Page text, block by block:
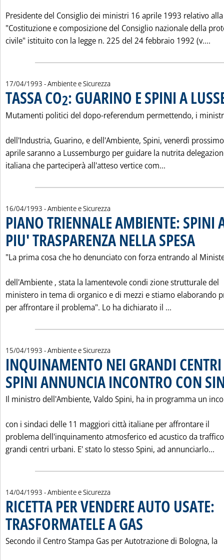
Presidente del Consiglio dei ministri 16 aprile 1993 relativo alla
"Costituzione e composizione del Consiglio nazionale della
civile" istituito con la legge n. 225 del 24 febbraio 1992 (v....
17/04/1993 - Ambiente e Sicurezza
TASSA CO2: GUARINO E SPINI A
Mutamenti politici del dopo-referendum permettendo, i
dell'Industria, Guarino, e dell'Ambiente, Spini, venerdì
aprile saranno a Lussemburgo per guidare la nutrita
italiana che parteciperà all'atteso vertice com...
16/04/1993 - Ambiente e Sicurezza
PIANO TRIENNALE AMBIENTE: SPINI
PIU' TRASPARENZA NELLA SPESA
"La prima cosa che ho denunciato con forza entrando al
dell'Ambiente ‚ stata la lamentevole condi zione strutturale del
ministero in tema di organico e di mezzi e stiamo elaborando
per affrontare il problema". Lo ha dichiarato il ...
15/04/1993 - Ambiente e Sicurezza
INQUINAMENTO NEI GRANDI
SPINI ANNUNCIA INCONTRO CON
Il ministro dell'Ambiente, Valdo Spini, ha in programma un
con i sindaci delle 11 maggiori città italiane per affrontare il
problema dell'inquinamento atmosferico ed acustico da
grandi centri urbani. E' stato lo stesso Spini, ad annunciarlo...
14/04/1993 - Ambiente e Sicurezza
RICETTA PER VENDERE AUTO USATE:
TRASFORMATELE A GAS
Secondo il Centro Stampa Gas per Autotrazione di Bologna, la